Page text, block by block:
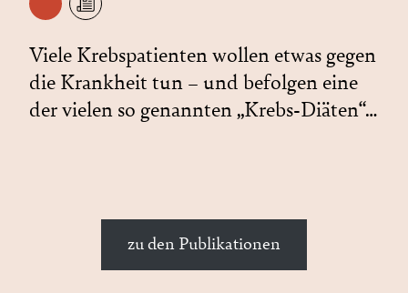
Viele Krebspatienten wollen etwas gegen
die Krankheit tun – und befolgen eine
der vielen so genannten „Krebs-Diäten“…
zu den Publikationen